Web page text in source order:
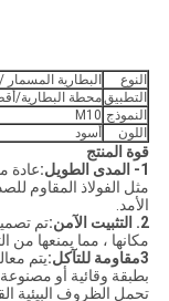
النوع
البطارية المسمار
التطبيقمحطة البطارية/
النموذج M10
اللون
أسود
قوة المنتج
1- المدى الطويل:
عادة
مثل الفولاذ المقاوم
الأمد.
2. التثبيت الآمن:
تم
مكانها ، مما يمنعها من
3مقاومة للتآكل:
يتم
بطبقة وقائية أو
تحمل الظروف البيئية